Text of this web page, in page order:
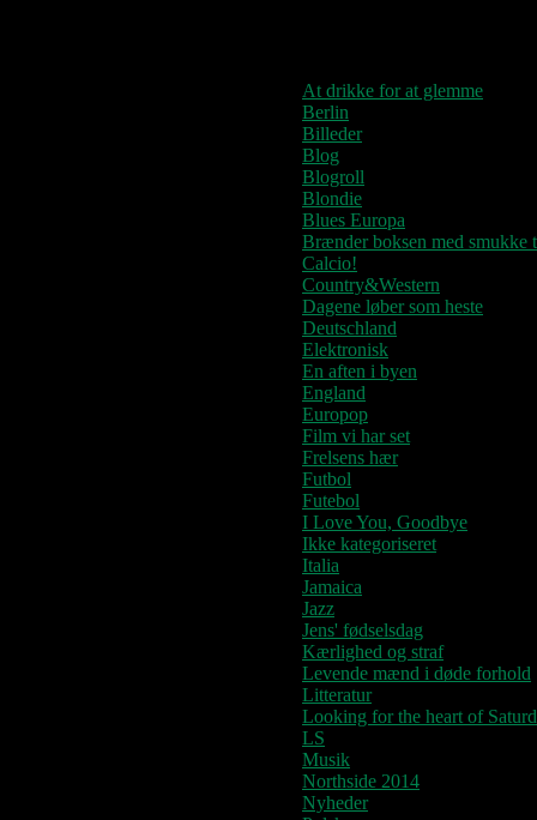
At drikke for at glemme
Berlin
Billeder
Blog
Blogroll
Blondie
Blues Europa
Brænder boksen med smukke
Calcio!
Country&Western
Dagene løber som heste
Deutschland
Elektronisk
En aften i byen
England
Europop
Film vi har set
Frelsens hær
Futbol
Futebol
I Love You, Goodbye
Ikke kategoriseret
Italia
Jamaica
Jazz
Jens' fødselsdag
Kærlighed og straf
Levende mænd i døde forhold
Litteratur
Looking for the heart of
LS
Musik
Northside 2014
Nyheder